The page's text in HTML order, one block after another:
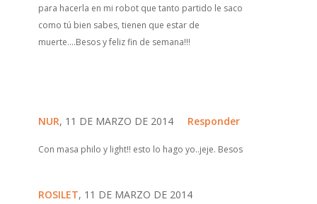
para hacerla en mi robot que tanto partido le saco
como tú bien sabes, tienen que estar de
muerte....Besos y feliz fin de semana!!!
NUR, 11 DE MARZO DE 2014 Responder
Con masa philo y light!! esto lo hago yo..jeje. Besos
ROSILET, 11 DE MARZO DE 2014